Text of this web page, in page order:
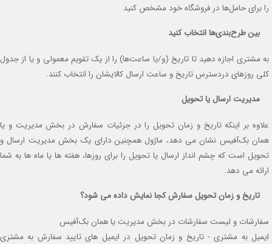
را برای حامل‌ها در فروشگاه خود مشخص کنید
بین طرح‌بندی‌ها انتخاب کنید
به مشتری اجازه دهید تا تاریخ (و/یا ساعت‌ها) را از یک تقویم معمولی و یا از جدول
کلی روزهای دردسترس تاریخ و ساعت ارسال کالایشان را انتخاب کنند.
مدیریت ارسال یا تحویل
علاوه بر اینکه تاریخ و زمان تحویل را در جزئیات سفارش در بخش مدیریت و یا
همان بک‌آفیس نشان می دهد، ماژول همچنین دارای یک بخش مدیریت ارسال و
تحویل است که چشم انداز ارسال یا تحویل را برای روزها، هفته ها یا ماه ها به شما
ارائه می دهد.
تاریخ و زمان تحویل سفارش کجا نمایش داده می شود؟
سفارشات و لیست سفارشات در بخش مدیریت یا همان بک‌آفیس
ایمیل به مشتری - تاریخ و زمان تحویل در ایمیل های تایید سفارش به مشتری